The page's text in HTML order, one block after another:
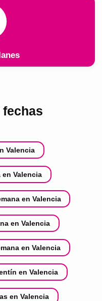
Valencia
en Valencia
en Valencia
en Valencia
en Valencia
en Valencia
en Valencia